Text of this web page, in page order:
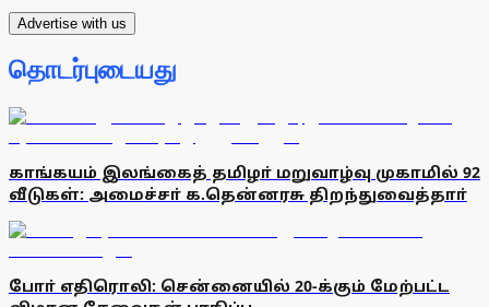
Advertise with us
தொடர்புடையது
காங்கயம் இலங்கைத் தமிழா் மறுவாழ்வு முகாமில் 92
வீடுகள்: அமைச்சா் க.தென்னரசு திறந்துவைத்தாா்
போா் எதிரொலி: சென்னையில் 20-க்கும் மேற்பட்ட